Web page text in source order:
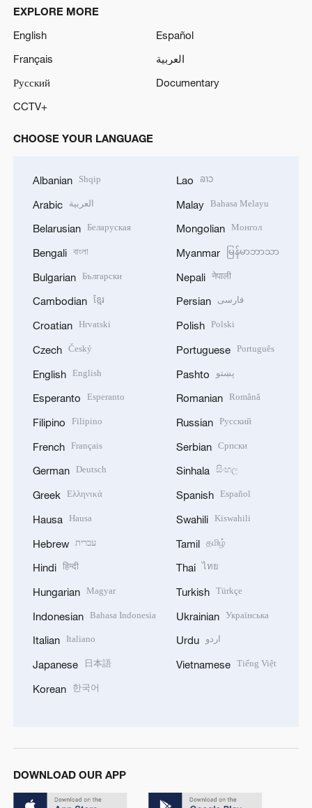
EXPLORE MORE
English
Español
Français
العربية
Русский
Documentary
CCTV+
CHOOSE YOUR LANGUAGE
Albanian Shqip
Arabic العربية
Belarusian Беларуская
Bengali বাংলা
Bulgarian Български
Cambodian ខ្មែរ
Croatian Hrvatski
Czech Český
English English
Esperanto Esperanto
Filipino Filipino
French Français
German Deutsch
Greek Ελληνικά
Hausa Hausa
Hebrew עברית
Hindi हिन्दी
Hungarian Magyar
Indonesian Bahasa Indonesia
Italian Italiano
Japanese 日本語
Korean 한국어
Lao ລາວ
Malay Bahasa Melayu
Mongolian Монгол
Myanmar မြန်မာဘာသာ
Nepali नेपाली
Persian فارسی
Polish Polski
Portuguese Português
Pashto پښتو
Romanian Română
Russian Русский
Serbian Српски
Sinhala සිංහල
Spanish Español
Swahili Kiswahili
Tamil தமிழ்
Thai ไทย
Turkish Türkçe
Ukrainian Українська
Urdu اردو
Vietnamese Tiếng Việt
DOWNLOAD OUR APP